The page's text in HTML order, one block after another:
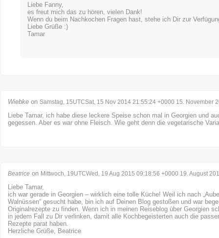
Liebe Fanny,
es freut mich das zu hören, vielen Dank!
Wenn du beim Nachkochen Fragen hast, stehe ich Dir zur
Liebe Grüße :)
Tamar
Wiebke on Samstag, 15UTCSat, 15 Nov 2014 21:55:24 +0000 15. November
Liebe Tamar, ich habe diese leckere Speise schon mal in Georgien und
gegessen. Aber es war ohne Fleisch. Wie geht denn die vegetarische
Beatrice on Mittwoch, 19UTCWed, 19 Aug 2015 09:18:56 +0000 19. August
Liebe Tamar,
ich war gerade in Georgien – wirklich eine tolle Küche! Weil ich nach
Walnüssen“ gesucht habe, bin ich auf Deinen Blog gestoßen und war
Originalrezepte zu finden. Wenn ich in meinen Reiseblog über Georgien
in jedem Fall zu Dir verlinken, damit alle Kochbegeisterten auch die
Rezepte parat haben.
Herzliche Grüße, Beatrice